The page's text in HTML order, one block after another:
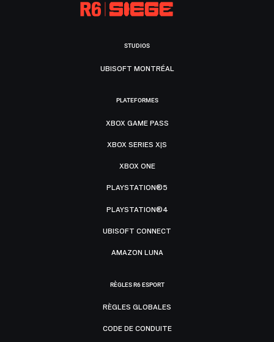
STUDIOS
UBISOFT MONTRÉAL
PLATEFORMES
XBOX GAME PASS
XBOX SERIES X|S
XBOX ONE
PLAYSTATION®5
PLAYSTATION®4
UBISOFT CONNECT
AMAZON LUNA
RÈGLES R6 ESPORT
RÈGLES GLOBALES
CODE DE CONDUITE